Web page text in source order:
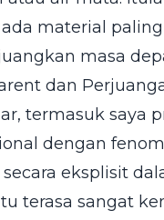
material
masa
dan
termasuk saya
dengan
eksplisit
terasa sangat